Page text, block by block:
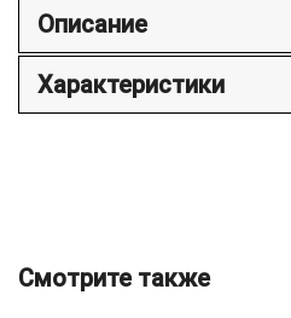
Описание
Характеристики
Смотрите также